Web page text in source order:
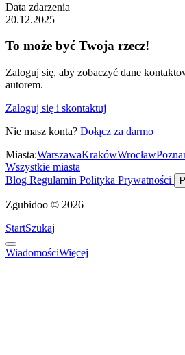
Data zdarzenia
20.12.2025
To może być Twoja rzecz!
Zaloguj się, aby zobaczyć dane
autorem.
Zaloguj się i skontaktuj
Nie masz konta? Dołącz za darmo
Miasta:WarszawaKrakówWrocław
Wszystkie miasta
Blog Regulamin Polityka Prywatności
Zgubidoo © 2026
StartSzukaj
WiadomościWięcej